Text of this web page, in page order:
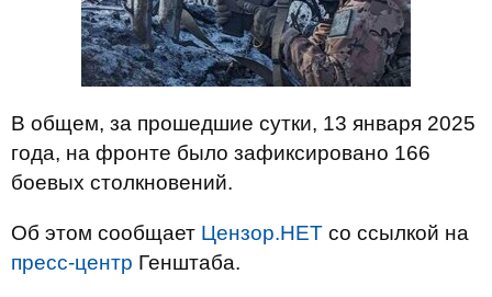
В общем, за прошедшие сутки, 13 января 2025
года, на фронте было зафиксировано 166
боевых столкновений.
Об этом сообщает Цензор.НЕТ со ссылкой на
пресс-центр Генштаба.